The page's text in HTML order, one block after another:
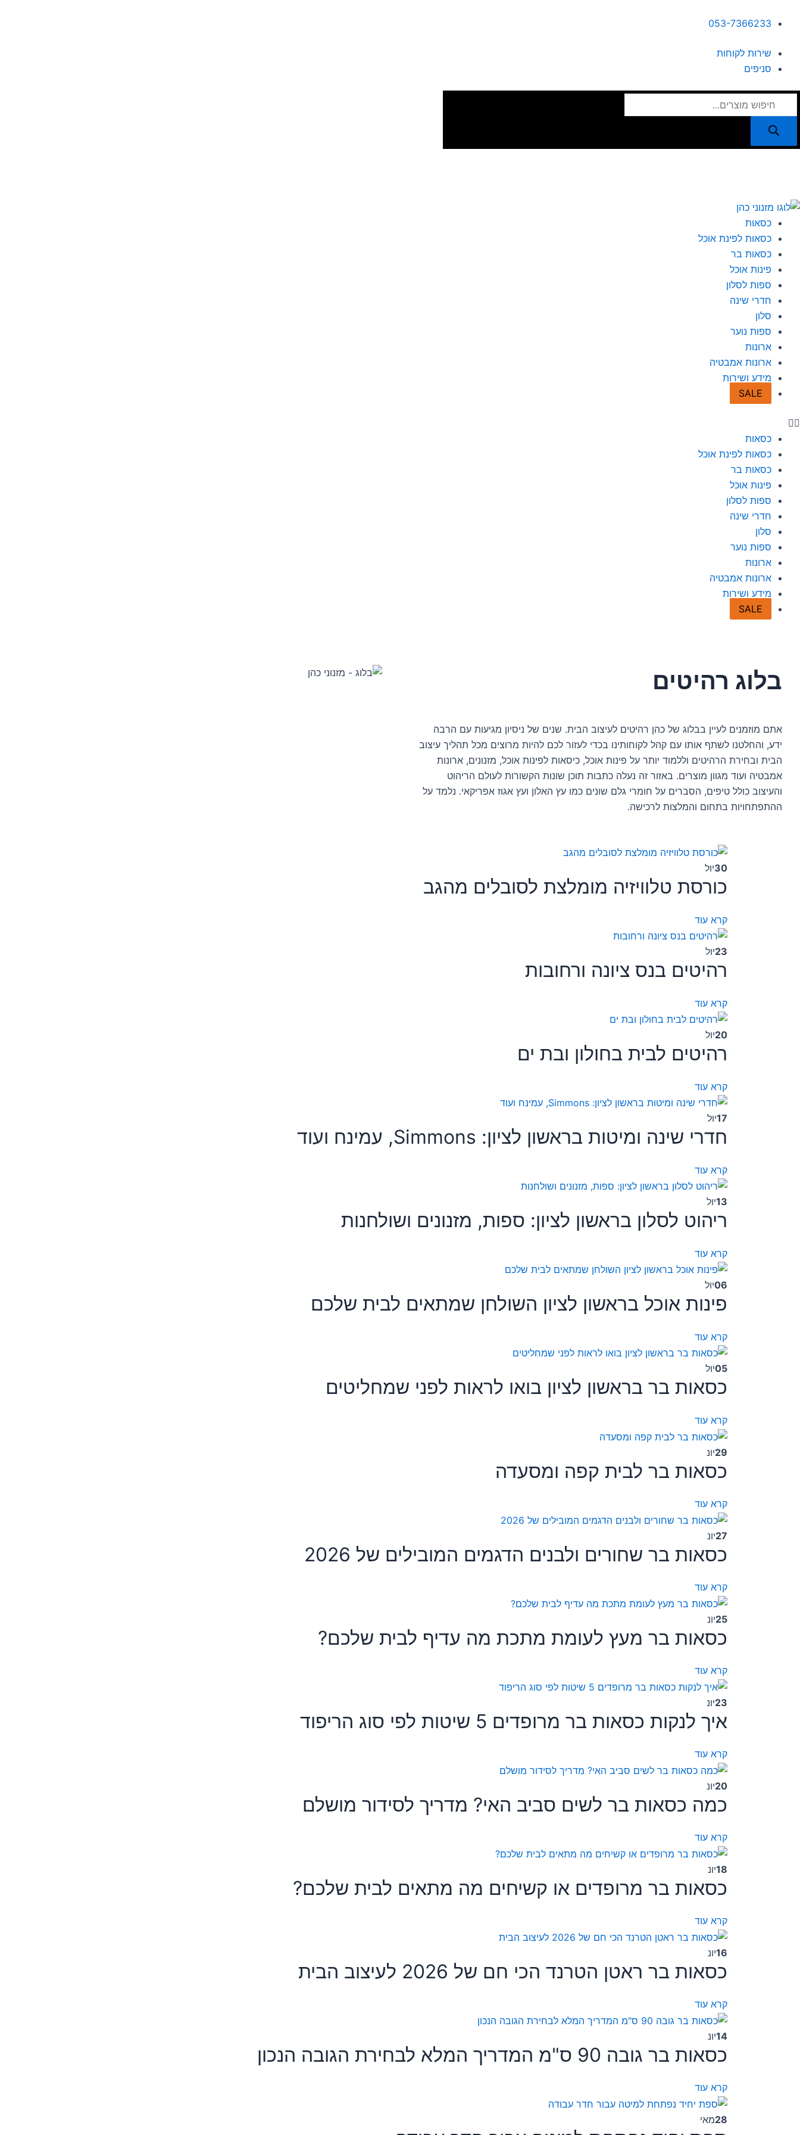
לתוכן
053-7366233
שירות לקוחות
סניפים
Products
search
c
e
b
o
o
k
-
f
s
t
a
g
r
a
m
כסאות
כסאות לפינת אוכל
כסאות בר
פינות אוכל
ספות לסלון
חדרי שינה
סלון
ספות נוער
ארונות
ארונות אמבטיה
מידע ושירות
SALE
כסאות
כסאות לפינת אוכל
כסאות בר
פינות אוכל
ספות לסלון
חדרי שינה
סלון
ספות נוער
ארונות
ארונות אמבטיה
מידע ושירות
SALE
בלוג רהיטים
אתם מוזמנים לעיין בבלוג של כהן רהיטים לעיצוב הבית. שנים של ניסיון מגיעות עם הרבה
ידע, והחלטנו לשתף אותו עם קהל לקוחותינו בכדי לעזור לכם להיות מרוצים מכל תהליך עיצוב
הבית ובחירת הרהיטים וללמוד יותר על פינות אוכל, כיסאות לפינות אוכל, מזנונים, ארונות
אמבטיה ועוד מגוון מוצרים. באזור זה נעלה כתבות תוכן שונות הקשורות לעולם הריהוט
והעיצוב כולל טיפים, הסברים על חומרי גלם שונים כמו עץ האלון ועץ אגוז אפריקאי. נלמד על
ההתפתחויות בתחום והמלצות לרכישה.
30יול
כורסת טלוויזיה מומלצת לסובלים מהגב
קרא עוד
23יול
רהיטים בנס ציונה ורחובות
קרא עוד
20יול
רהיטים לבית בחולון ובת ים
קרא עוד
17יול
חדרי שינה ומיטות בראשון לציון: Simmons, עמינח ועוד
קרא עוד
13יול
ריהוט לסלון בראשון לציון: ספות, מזנונים ושולחנות
קרא עוד
06יול
פינות אוכל בראשון לציון השולחן שמתאים לבית שלכם
קרא עוד
05יול
כסאות בר בראשון לציון בואו לראות לפני שמחליטים
קרא עוד
29יונ
כסאות בר לבית קפה ומסעדה
קרא עוד
27יונ
כסאות בר שחורים ולבנים הדגמים המובילים של 2026
קרא עוד
25יונ
כסאות בר מעץ לעומת מתכת מה עדיף לבית שלכם?
קרא עוד
23יונ
איך לנקות כסאות בר מרופדים 5 שיטות לפי סוג הריפוד
קרא עוד
20יונ
כמה כסאות בר לשים סביב האי? מדריך לסידור מושלם
קרא עוד
18יונ
כסאות בר מרופדים או קשיחים מה מתאים לבית שלכם?
קרא עוד
16יונ
כסאות בר ראטן הטרנד הכי חם של 2026 לעיצוב הבית
קרא עוד
14יונ
כסאות בר גובה 90 ס"מ המדריך המלא לבחירת הגובה הנכון
קרא עוד
28מאי